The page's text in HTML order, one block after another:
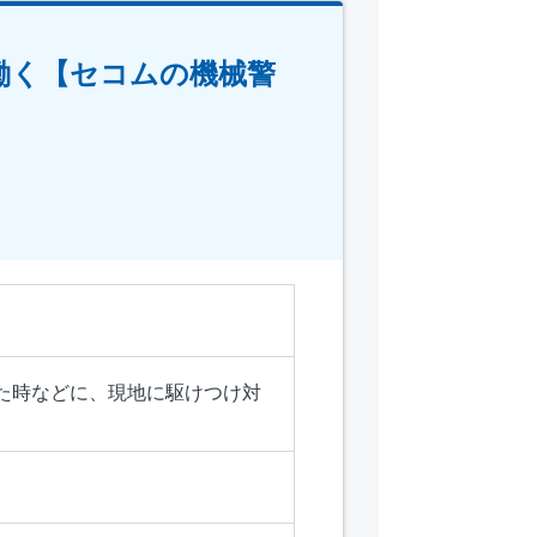
【セコムの機械警
時などに、現地に駆けつけ対